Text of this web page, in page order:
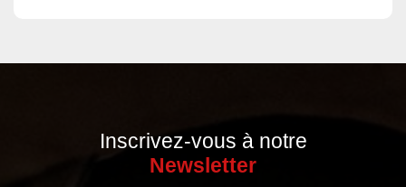
Inscrivez-vous à notre
Newsletter